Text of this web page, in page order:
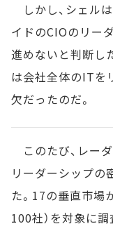
しかし、シェル
イドのCIOのリー
進めないと判断し
は会社全体のITを
欠だったのだ。
このたび、レー
リーダーシップの
た。17の垂直市場
100社）を対象に